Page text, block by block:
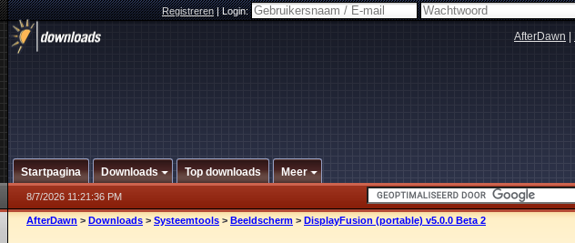
Registreren|Login:
AfterDawn
Startpagina Downloads Top downloads Meer
8/7/2026 11:21:36 PM
AfterDawn > Downloads > Systeemtools > Beeldscherm > DisplayFusion (portable) v5.0.0 Beta 2